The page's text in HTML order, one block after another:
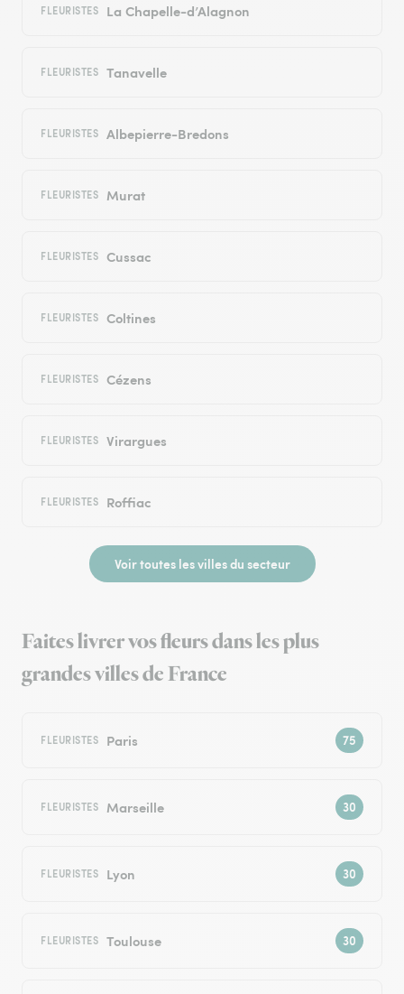
FLEURISTES La Chapelle-d’Alagnon
FLEURISTES Tanavelle
FLEURISTES Albepierre-Bredons
FLEURISTES Murat
FLEURISTES Cussac
FLEURISTES Coltines
FLEURISTES Cézens
FLEURISTES Virargues
FLEURISTES Roffiac
Voir toutes les villes du secteur
Faites livrer vos fleurs dans les plus
grandes villes de France
FLEURISTES Paris
FLEURISTES Marseille
FLEURISTES Lyon
FLEURISTES Toulouse